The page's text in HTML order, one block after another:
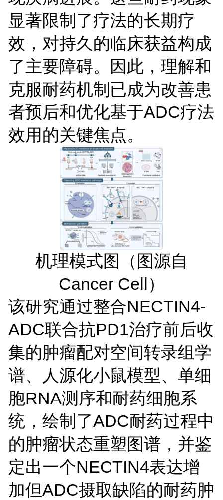
显著限制了疗法的长期疗
效，对持久的临床获益构成
了主要障碍。因此，理解和
克服耐药机制已成为改善患
者预后和优化基于ADC疗法
效用的关键焦点。
机理模式图（图源自
Cancer Cell）
该研究通过整合NECTIN4-
ADC联合抗PD1治疗前后收
集的肿瘤配对空间转录组学
谱、人源化小鼠模型、单细
胞RNA测序和耐药细胞系
统，绘制了ADC耐药过程中
的肿瘤状态重塑图谱，并鉴
定出一个NECTIN4表达增
加但ADC摄取缺陷的耐药肿